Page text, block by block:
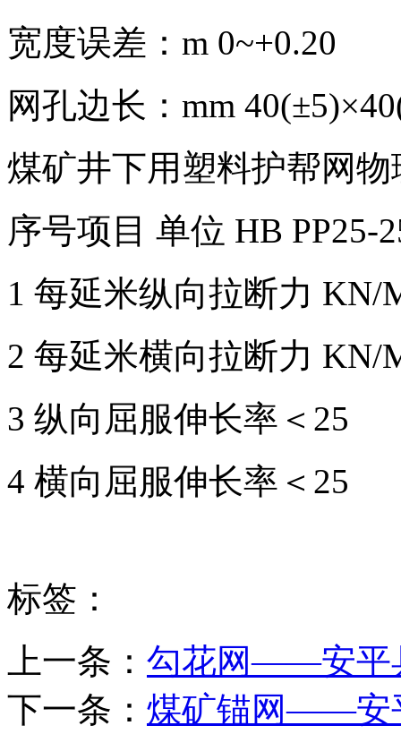
宽度误差：m 0~+0.20
网孔边长：mm
煤矿井下用塑料护帮网
序号项目 单位 HB PP25-
1 每延米纵向拉断力 KN/
2 每延米横向拉断力 KN/
3 纵向屈服伸长率＜25
4 横向屈服伸长率＜25
标签：
上一条： 勾花网——安平
下一条： 煤矿锚网——安